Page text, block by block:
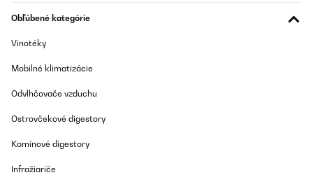
Obľúbené kategórie
Vinotéky
Mobilné klimatizácie
Odvlhčovače vzduchu
Ostrovčekové digestory
Komínové digestory
Infražiariče